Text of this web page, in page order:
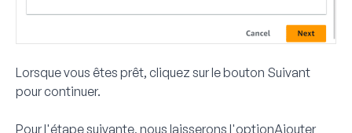
Lorsque vous êtes prêt, cliquez sur le bouton Suivant
pour continuer.
Pour l'étape suivante, nous laisserons l'optionAjouter